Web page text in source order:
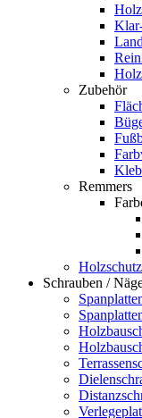
Zubehör
Remmers
Holzschutz
Schrauben /